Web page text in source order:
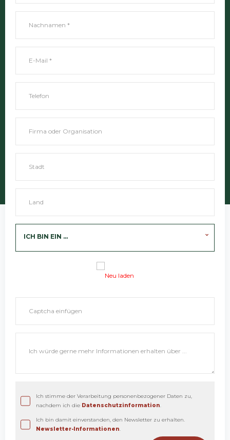
ICH BIN EIN ...
Neu laden
Ich stimme der Verarbeitung personenbezogener Daten zu,
nachdem ich die Datenschutzinformation.
Ich bin damit einverstanden, den Newsletter zu erhalten.
Newsletter-Informationen.